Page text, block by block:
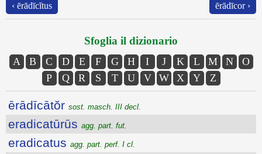
‹ ērādīcĭtus ērādīcor ›
Sfoglia il dizionario
A B C D E F G H I J K L M N
O
P
Q R S T U V W X Y Z
ērādīcātŏr sost. masch. III decl.
eradicatūrūs agg. part. fut.
eradicatus agg. part. perf. I cl.